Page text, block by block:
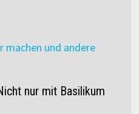
nur mit Basilikum